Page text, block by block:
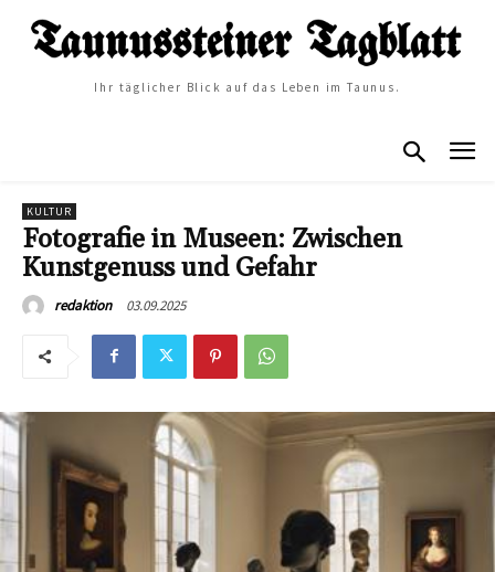
Ihr täglicher Blick auf das Leben im Taunus.
KULTUR
Fotografie in Museen: Zwischen
Kunstgenuss und Gefahr
redaktion 03.09.2025